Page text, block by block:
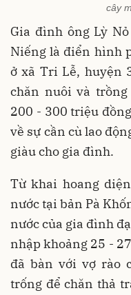
cây
Gia đình ông Lỳ
Niếng là điển hình
ở xã Tri Lễ, huyện
chăn nuôi và
200 - 300 triệu
về sự cần cù lao
giàu cho gia đình.
Từ khai hoang
nước tại bản Pà
nước của gia đình
nhập khoảng 25 -
đã bàn với vợ rào
trống để chăn thả